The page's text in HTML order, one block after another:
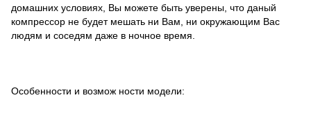
домашних условиях, Вы можете быть уверены, что даный
компрессор не будет мешать ни Вам, ни окружающим Вас
людям и соседям даже в ночное время.
Особенности и возмож ности модели: